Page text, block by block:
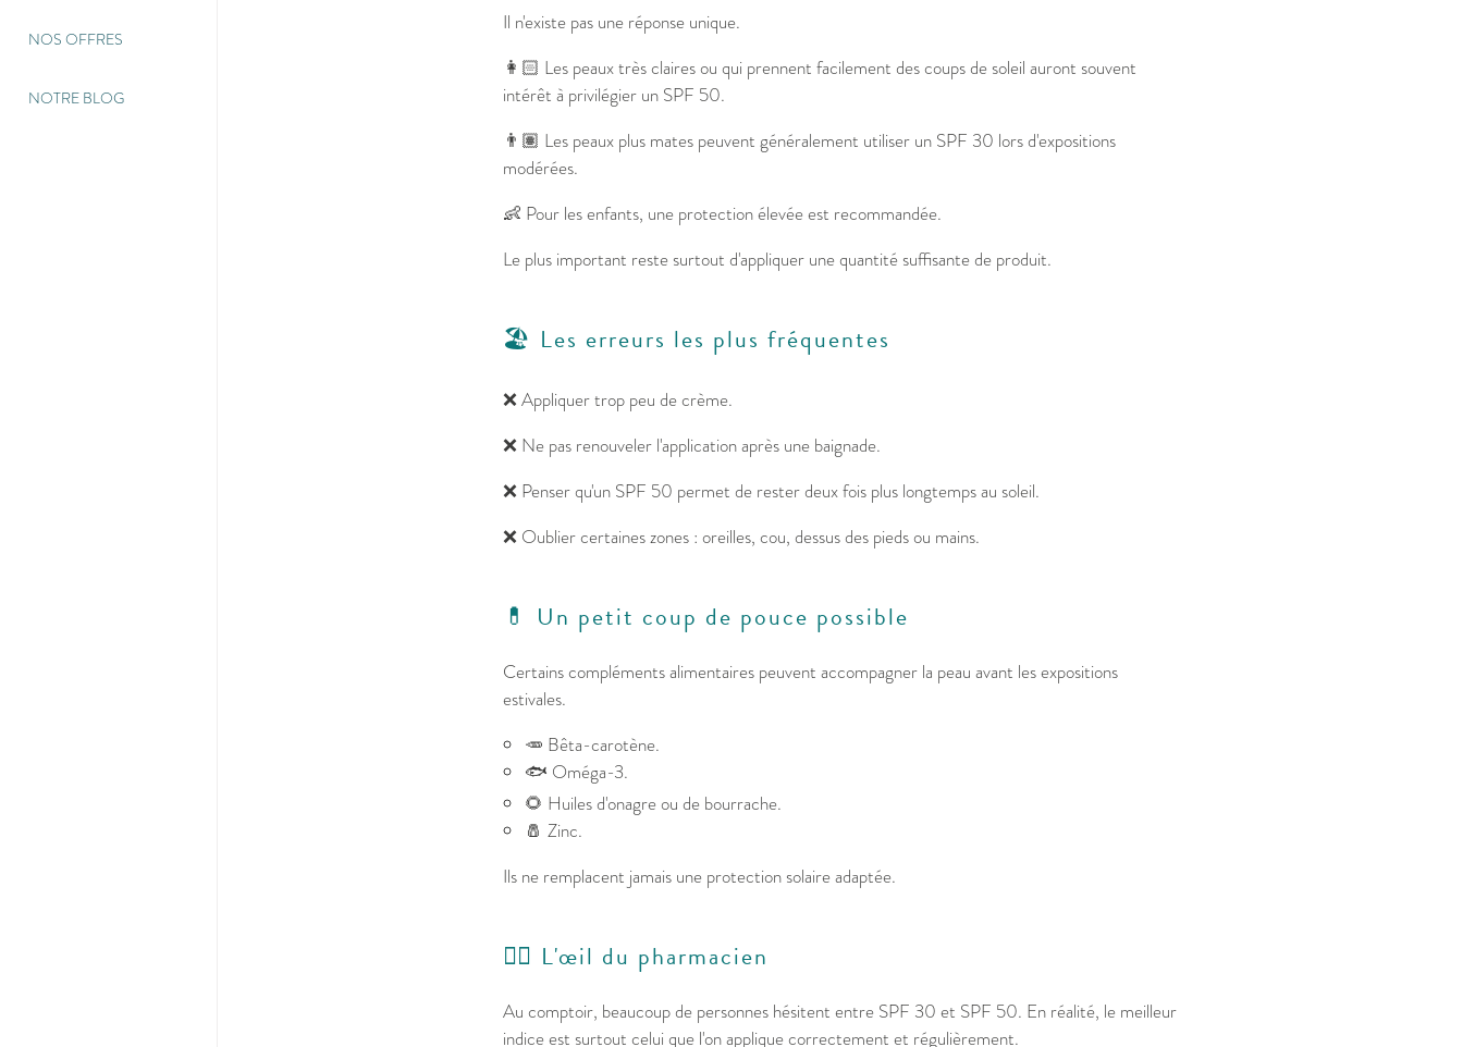
Il n'existe pas une réponse unique.
👩🏻 Les peaux très claires ou qui prennent facilement des coups de soleil auront souvent
intérêt à privilégier un SPF 50.
👨🏽 Les peaux plus mates peuvent généralement utiliser un SPF 30 lors d'expositions
modérées.
👶 Pour les enfants, une protection élevée est recommandée.
Le plus important reste surtout d'appliquer une quantité suffisante de produit.
🏖️ Les erreurs les plus fréquentes
❌ Appliquer trop peu de crème.
❌ Ne pas renouveler l'application après une baignade.
❌ Penser qu'un SPF 50 permet de rester deux fois plus longtemps au soleil.
❌ Oublier certaines zones : oreilles, cou, dessus des pieds ou mains.
💊 Un petit coup de pouce possible
Certains compléments alimentaires peuvent accompagner la peau avant les expositions
estivales.
🥕 Bêta-carotène.
🐟 Oméga-3.
🌻 Huiles d'onagre ou de bourrache.
🧂 Zinc.
Ils ne remplacent jamais une protection solaire adaptée.
👩‍⚕️ L'œil du pharmacien
Au comptoir, beaucoup de personnes hésitent entre SPF 30 et SPF 50. En réalité, le meilleur
indice est surtout celui que l'on applique correctement et régulièrement.
NOS OFFRES
NOTRE BLOG